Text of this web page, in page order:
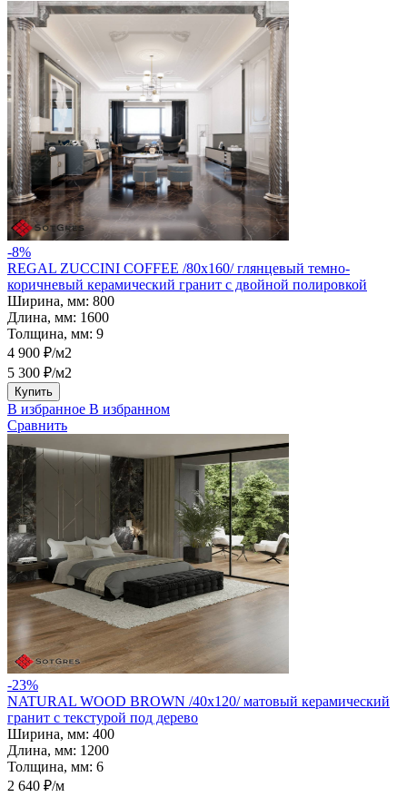
-8%
REGAL ZUCCINI COFFEE /80х160/ глянцевый темно-
коричневый керамический гранит с двойной полировкой
Ширина, мм: 800
Длина, мм: 1600
Толщина, мм: 9
4 900 ₽/м2
5 300 ₽/м2
Купить
В избранное В избранном
Сравнить
-23%
NATURAL WOOD BROWN /40х120/ матовый керамический
гранит с текстурой под дерево
Ширина, мм: 400
Длина, мм: 1200
Толщина, мм: 6
2 640 ₽/м